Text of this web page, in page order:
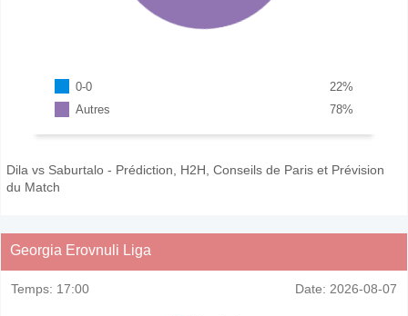
0-0 %
22
Autres
%
78
Dila vs Saburtalo - Prédiction, H2H, Conseils de Paris et Prévision
du Match
Georgia Erovnuli Liga
Temps: 17:00 Date: 2026-08-07